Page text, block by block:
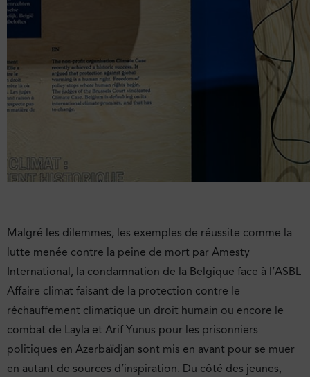
Malgré les dilemmes, les exemples de réussite comme la
lutte menée contre la peine de mort par Amesty
International, la condamnation de la Belgique face à l’ASBL
Affaire climat faisant de la protection contre le
réchauffement climatique un droit humain ou encore le
combat de Layla et Arif Yunus pour les prisonniers
politiques en Azerbaïdjan sont mis en avant pour se muer
en autant de sources d’inspiration. Du côté des jeunes,